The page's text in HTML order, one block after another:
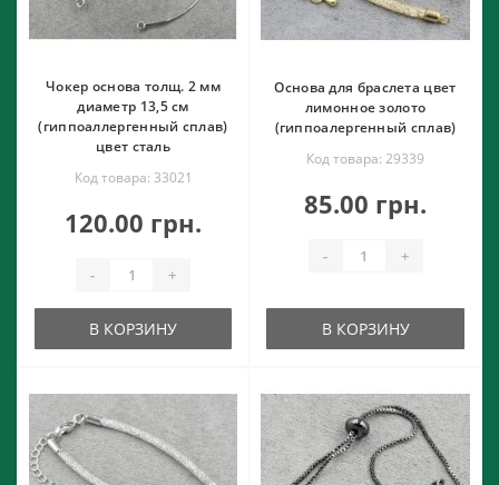
Чокер основа толщ. 2 мм
диаметр 13,5 см
(гиппоаллергенный сплав)
цвет сталь
Код товара: 33021
120.00 грн.
- +
В КОРЗИНУ
Основа для браслета цвет
лимонное золото
(гиппоалергенный сплав)
Код товара: 29339
85.00 грн.
- +
В КОРЗИНУ